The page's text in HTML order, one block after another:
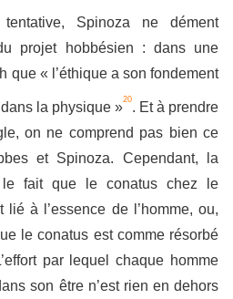
Spinoza ne dément
projet hobbésien : dans une
que « l’éthique a son fondement
la physique »20. Et à prendre
on ne comprend pas bien ce
et Spinoza. Cependant, la
le fait que le conatus chez le
à l’essence de l’homme, ou,
le conatus est comme résorbé
par lequel chaque homme
son être n’est rien en dehors